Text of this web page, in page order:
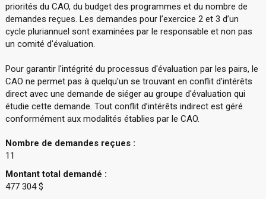
priorités du CAO, du budget des programmes et du nombre de
demandes reçues. Les demandes pour l’exercice 2 et 3 d’un
cycle pluriannuel sont examinées par le responsable et non pas
un comité d'évaluation.
Pour garantir l'intégrité du processus d'évaluation par les pairs, le
CAO ne permet pas à quelqu'un se trouvant en conflit d’intérêts
direct avec une demande de siéger au groupe d'évaluation qui
étudie cette demande. Tout conflit d’intérêts indirect est géré
conformément aux modalités établies par le CAO.
Nombre de demandes reçues :
11
Montant total demandé :
477 304 $